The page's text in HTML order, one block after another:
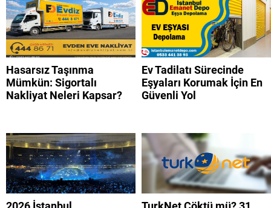
Hasarsız Taşınma
Mümkün: Sigortalı
Nakliyat Neleri Kapsar?
Ev Tadilatı Sürecinde
Eşyaları Korumak İçin En
Güvenli Yol